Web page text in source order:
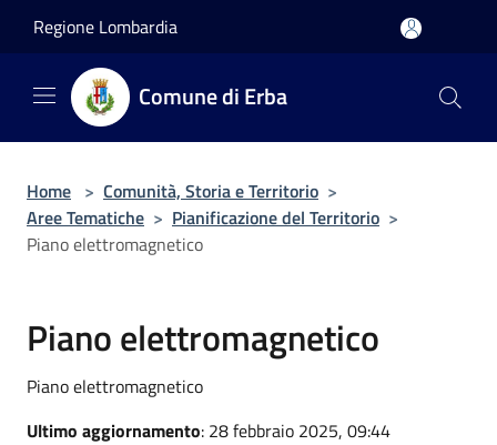
Regione Lombardia
Comune di Erba
Home > Comunità, Storia e Territorio >
Aree Tematiche > Pianificazione del Territorio >
Piano elettromagnetico
Piano elettromagnetico
Piano elettromagnetico
Ultimo aggiornamento: 28 febbraio 2025, 09:44